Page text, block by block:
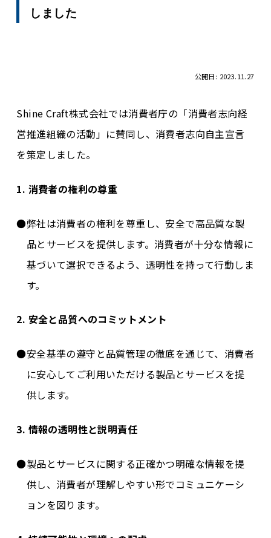
しました
公開日: 2023.11.27
Shine Craft株式会社では消費者庁の「消費者志向経
営推進組織の活動」に賛同し、消費者志向自主宣言
を策定しました。
1. 消費者の権利の尊重
弊社は消費者の権利を尊重し、安全で高品質な製
品とサービスを提供します。消費者が十分な情報に
基づいて選択できるよう、透明性を持って行動しま
す。
2. 安全と品質へのコミットメント
安全基準の遵守と品質管理の徹底を通じて、消費者
に安心してご利用いただける製品とサービスを提
供します。
3. 情報の透明性と説明責任
製品とサービスに関する正確かつ明確な情報を提
供し、消費者が理解しやすい形でコミュニケーシ
ョンを図ります。